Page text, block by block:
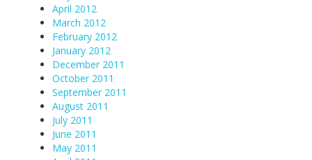
April 2012
March 2012
February 2012
January 2012
December 2011
October 2011
September 2011
August 2011
July 2011
June 2011
May 2011